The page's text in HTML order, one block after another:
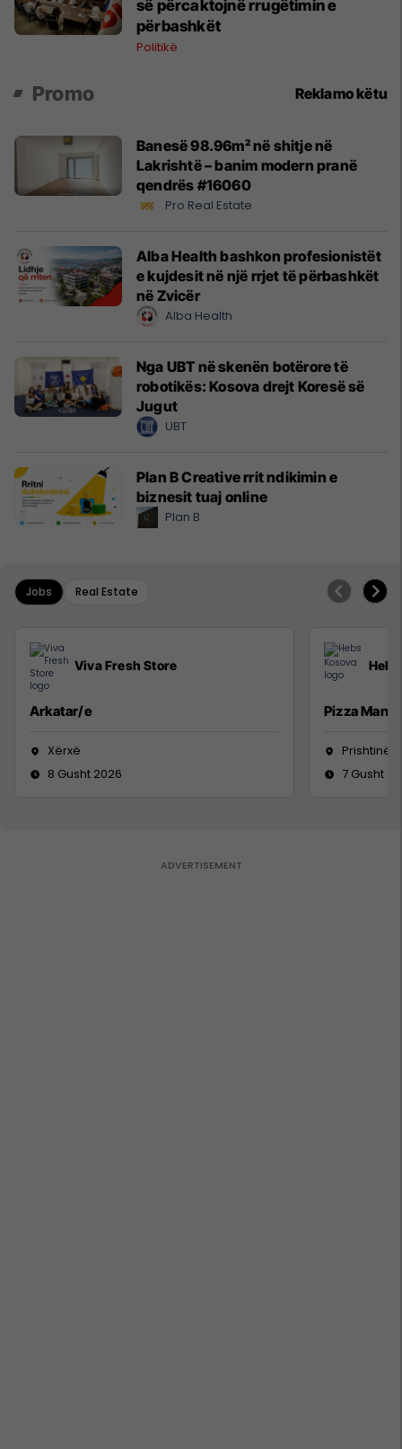
së përcaktojnë rrugëtimin e
përbashkët
Politikë
Promo Reklamo këtu
Banesë 98.96m² në shitje në
Lakrishtë – banim modern pranë
qendrës #16060
Pro Real Estate
Alba Health bashkon profesionistët
e kujdesit në një rrjet të përbashkët
në Zvicër
Alba Health
Nga UBT në skenën botërore të
robotikës: Kosova drejt Koresë së
Jugut
UBT
Plan B Creative rrit ndikimin e
biznesit tuaj online
Plan B
Jobs Real Estate
Viva Fresh Store
Arkatar/e
Xërxë
8 Gusht 2026
Pizza Man
Prishtinë
7 Gusht